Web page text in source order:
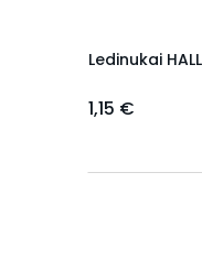
Ledinukai
1,15 €